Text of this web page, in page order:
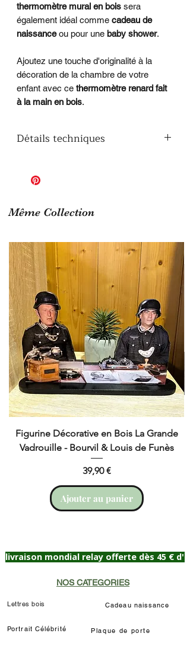
thermomètre mural en bois sera
également idéal comme cadeau de
naissanceou pour une baby shower.
Ajoutez une touche d'originalité à la
décoration de la chambre de votre
enfant avec ce thermomètre renard fait
à la main en bois.
Détails techniques
Epaisseur du bois : 10 mm
Finition vernis
Même Collection
Figurine Décorative en Bois La Grande
Vadrouille - Bourvil & Louis de Funès
Prix
39,90 €
Ajouter au panier
livraison mondial relay offerte dès 45 €
NOS CATEGORIES
Lettres bois
Portrait Célébrité
Cadeau naissance
Plaque de porte